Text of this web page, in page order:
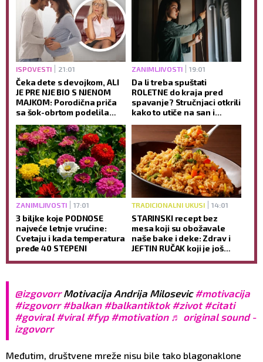
ISPOVESTI 21:01
Čeka dete s devojkom, ALI
JE PRE NJE BIO S NJENOM
MAJKOM: Porodična priča
sa šok-obrtom podelila
ZANIMLJIVOSTI 19:01
Da li treba spuštati
ROLETNE do kraja pred
spavanje? Stručnjaci otkrili
kako to utiče na san i
ZANIMLJIVOSTI 17:01
3 biljke koje PODNOSE
najveće letnje vrućine:
Cvetaju i kada temperatura
pređe 40 STEPENI
TRADICIONALNI UKUSI 14:01
STARINSKI recept bez
mesa koji su obožavale
naše bake i deke: Zdrav i
JEFTIN RUČAK koji je još
@izgovorrMotivacija Andrija Milosevic#motivacija
#izgovorr #balkan #balkantiktok #zivot #citati
#goviral #viral #fyp #motivation ♬ original sound -
izgovorr
Međutim, društvene mreže nisu bile tako blagonaklone